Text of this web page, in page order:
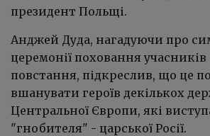
президент Польщі.
Анджей Дуда, нагадуючи про
церемонії поховання учасників
повстання, підкреслив, що це
вшанувати героїв декількох
Центральної Європи, які
"гнобителя" - царської Росії.